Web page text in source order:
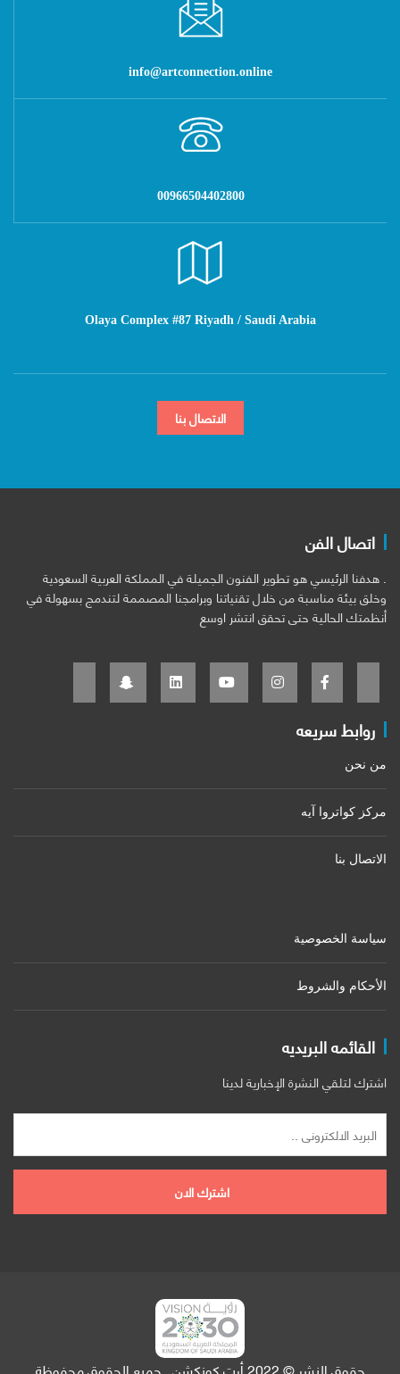
info@artconnection.online
00966504402800
Olaya Complex #87 Riyadh / Saudi Arabia
الاتصال بنا
اتصال الفن
. هدفنا الرئيسي هو تطوير الفنون الجميلة في المملكة العربية السعودية
وخلق بيئة مناسبة من خلال تقنياتنا وبرامجنا المصممة لتندمج بسهولة في
أنظمتك الحالية حتى تحقق انتشر اوسع
روابط سريعه
من نحن
مركز كواتروا آيه
الاتصال بنا
سياسة الخصوصية
الأحكام والشروط
القائمه البريديه
اشترك لتلقي النشرة الإخبارية لدينا
حقوق النشر © 2022 أرت كونكشن . جميع الحقوق محفوظة